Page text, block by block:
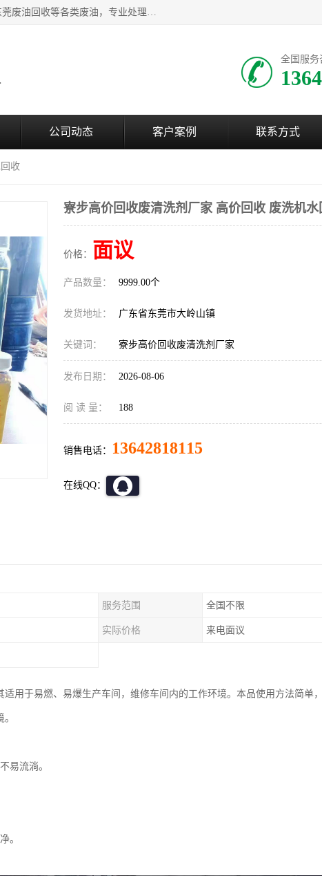
本公司高价废油回收：东莞回收废油,东莞回收废乙脂胶水,东莞回收废溶剂,东莞回收废乙脂,东莞废油回收等各类废油，专业处理从事化工产品研发与销售的综合型高科技服务性企业。我公司自成立以来，一直秉承“科技创新，立足诚信，感恩于心”的理念，力求设计与客户合作共赢的局面。在广大新老客户的大力支持下，我公司员工经过不懈努力，公司已快速发展成为国内知名化工企业。
废变压器油
全国服务
公司动态 客户案例 联系方式
收
寮步高价回收废清洗剂厂家 高价回收 废洗机水
价格： 面议
产品数量： 9999.00个
发货地址： 广东省东莞市大岭山镇
关键词： 寮步高价回收废清洗剂厂家
发布日期： 2026-08-06
阅 读 量： 188
销售电话： 13642818115
在线QQ：
服务范围 全国不限
实际价格 来电面议
用于易燃、易爆生产车间，维修车间内的工作环境。本品使用方法简单
易流淌。
。